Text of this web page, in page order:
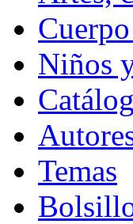
Niños
Temas